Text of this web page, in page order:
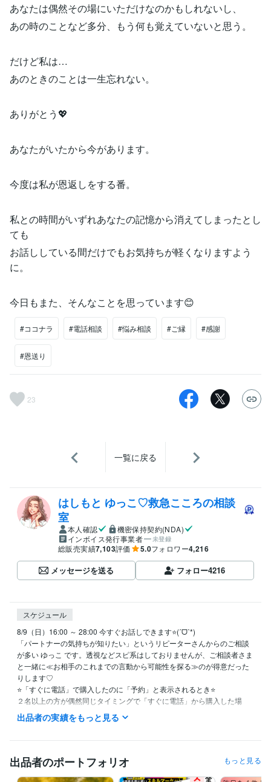
あなたは偶然その場にいただけなのかもしれないし、
あの時のことなど多分、もう何も覚えていないと思う。
だけど私は…
あのときのことは一生忘れない。
ありがとう💖
あなたがいたから今があります。
今度は私が恩返しをする番。
私との時間がいずれあなたの記憶から消えてしまったとし
ても
お話ししている間だけでもお気持ちが軽くなりますよう
に。
今日もまた、そんなことを思っています😊
#ココナラ #電話相談 #悩み相談 #ご縁 #感謝
#恩送り
23
一覧に戻る
はしもと ゆっこ♡救急こころの相談
室
本人確認
機密保持契約(NDA)
インボイス発行事業者
未登録
総販売実績7,103評価 5.0フォロワー4,216
メッセージを送る フォロー4216
スケジュール
8/9（日）16:00 ～ 28:00 今すぐお話しできます⭐(ˊᗜˋ*)
「パートナーの気持ちが知りたい」というリピーターさんからのご相談
が多い ゆっこ です。透視などスピ系はしておりませんが、ご相談者さま
と一緒に≪お相手のこれまでの言動から可能性を探る≫のが得意だった
りします♡
⭐「すぐに電話」で購入したのに「予約」と表示されるとき⭐
２名以上の方が偶然同じタイミングで「すぐに電話」から購入した場
合、システムの仕様で一方が【予約】として処理されてしまうようで
す。めったに起こりませんが万が一このような状態になったときには一
経験職種
ライフスタイル・その他 / カウンセラー・コーチ 経験年数 : 5年
出品者の実績をもっと見る
出品者のポートフォリオ もっと見る